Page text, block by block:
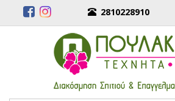
2810228910